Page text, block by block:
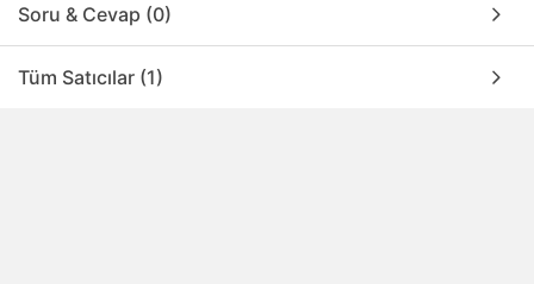
Soru & Cevap (0)
Tüm Satıcılar (1)